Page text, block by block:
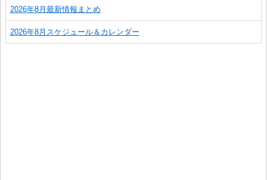
2026年8月最新情報まとめ
2026年8月スケジュール＆カレンダー